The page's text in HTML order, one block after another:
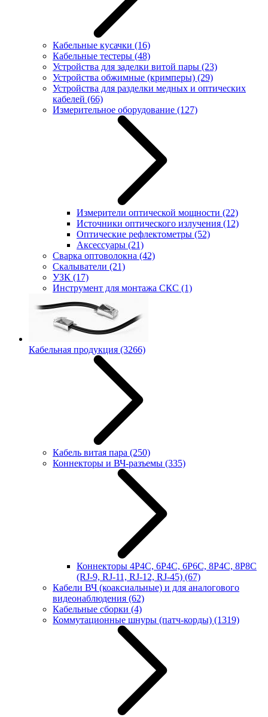
Кабельные кусачки (16)
Кабельные тестеры (48)
Устройства для заделки витой пары (23)
Устройства обжимные (кримперы) (29)
Устройства для разделки медных и оптических
кабелей (66)
Измерительное оборудование (127)
Измерители оптической мощности (22)
Источники оптического излучения (12)
Оптические рефлектометры (52)
Аксессуары (21)
Сварка оптоволокна (42)
Скалыватели (21)
УЗК (17)
Инструмент для монтажа СКС (1)
Кабельная продукция (3266)
Кабель витая пара (250)
Коннекторы и ВЧ-разъемы (335)
Коннекторы 4P4C, 6P4C, 6P6C, 8P4C, 8P8C
(RJ-9, RJ-11, RJ-12, RJ-45) (67)
Кабели ВЧ (коаксиальные) и для аналогового
видеонаблюдения (62)
Кабельные сборки (4)
Коммутационные шнуры (патч-корды) (1319)